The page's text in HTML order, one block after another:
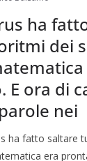
ha
dei
E ora di
nei
ha fatto saltare
era